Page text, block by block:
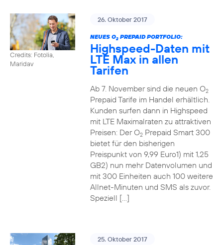
Credits: Fotolia,
Maridav
26. Oktober 2017
NEUES O2PREPAID PORTFOLIO:
Highspeed-Daten mit
LTE Max in allen
Tarifen
Ab 7. November sind die neuen O2
Prepaid Tarife im Handel erhältlich.
Kunden surfen dann in Highspeed
mit LTE Maximalraten zu attraktiven
Preisen: Der O2Prepaid Smart 300
bietet für den bisherigen
Preispunkt von 9,99 Euro1) mit 1,25
GB2) nun mehr Datenvolumen und
mit 300 Einheiten auch 100 weitere
Allnet-Minuten und SMS als zuvor.
Speziell […]
25. Oktober 2017